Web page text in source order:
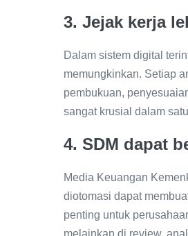
3. Jejak kerja
Dalam sistem digital
memungkinkan. Setiap
pembukuan,
sangat krusial dalam
4. SDM dapat
Media Keuangan
diotomasi dapat
penting untuk
melainkan di review,